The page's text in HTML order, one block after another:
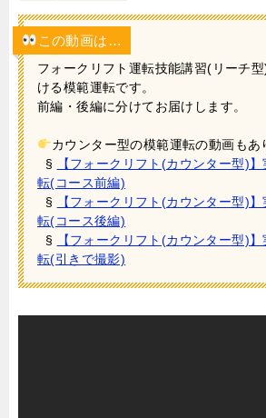
この動画は…
フォークリフト運転技能講習(リーチ
ける模範運転です。
前編・後編に分けてお届けします
カウンター型の模範運転の動画もあ
§
【フォークリフト(カウンター型)
転(コース前編)
§
【フォークリフト(カウンター型)
転(コース後編)
§
【フォークリフト(カウンター型)
転(引きで撮影)